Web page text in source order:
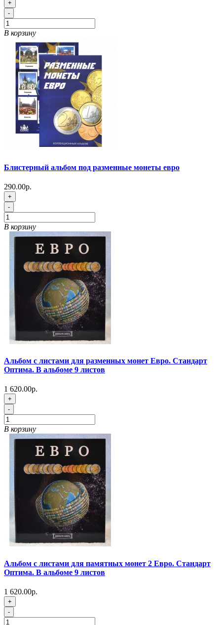
+
-
В корзину
Блистерный альбом под разменные монеты евро
290.00р.
+
-
В корзину
Альбом с листами для разменных монет Евро. Стандарт
Оптима. В альбоме 9 листов
1 620.00р.
+
-
В корзину
Альбом с листами для памятных монет 2 Евро. Стандарт
Оптима. В альбоме 9 листов
1 620.00р.
+
-